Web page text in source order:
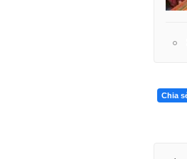
Chia